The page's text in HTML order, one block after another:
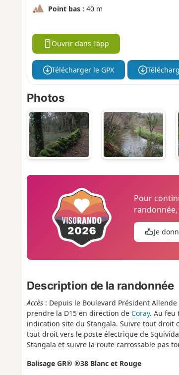
Point bas : 40 m
Ouvrir dans l'app
Télécharger le GPX
Photos
Pour
Je
Description de la randonnée
Accès: Depuis le Boulevard Président
prendre la D15 en direction de Coray. Au feu
indication site du Stangala. Suivre tout droit
tout droit vers le poste électrique de
Stangala et suivre la route carrossable pas
Balisage GR® ®38 Blanc et Rouge